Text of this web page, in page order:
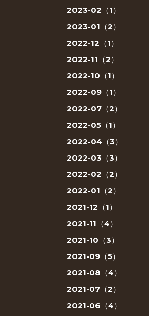
2023-02（1）
2023-01（2）
2022-12（1）
2022-11（2）
2022-10（1）
2022-09（1）
2022-07（2）
2022-05（1）
2022-04（3）
2022-03（3）
2022-02（2）
2022-01（2）
2021-12（1）
2021-11（4）
2021-10（3）
2021-09（5）
2021-08（4）
2021-07（2）
2021-06（4）